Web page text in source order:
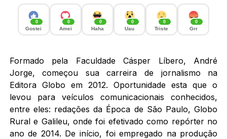
0
Gostei
0
Amei
0
Haha
0
Uau
0
Triste
0
Grr
Formado pela Faculdade Cásper Líbero, André
Jorge, começou sua carreira de jornalismo na
Editora Globo em 2012. Oportunidade esta que o
levou para veículos comunicacionais conhecidos,
entre eles: redações da Época de São Paulo, Globo
Rural e Galileu, onde foi efetivado como repórter no
ano de 2014. De início, foi empregado na produção